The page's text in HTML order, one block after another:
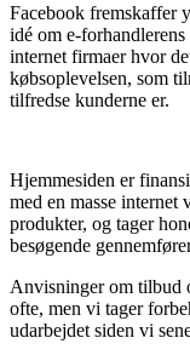
Facebook fremskaffer
idé om e-
internet firmaer hvor
købsoplevelsen, som
tilfredse kunderne er.
Hjemmesiden er
med en masse
produkter, og tager
besøgende
Anvisninger om tilbud
ofte, men vi tager
udarbejdet siden vi